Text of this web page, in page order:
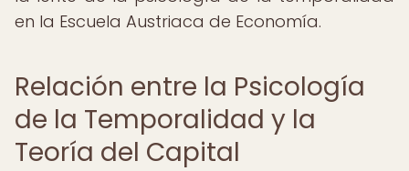
en la Escuela Austriaca de Economía.
Relación entre la Psicología
de la Temporalidad y la
Teoría del Capital